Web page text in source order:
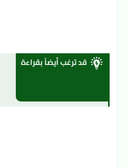
قد ترغب أيضاً بقراءة